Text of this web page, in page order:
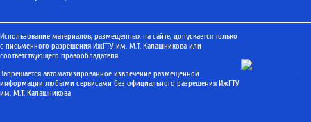
Использование материалов, размещенных на сайте, допускается только
с письменного разрешения ИжГТУ им. М.Т. Калашникова или
соответствующего правообладателя.
Запрещается автоматизированное извлечение размещенной
информации любыми сервисами без официального разрешения ИжГТУ
им. М.Т. Калашникова